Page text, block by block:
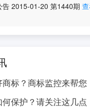
告 2015-01-20 第1440期
标？商标监控来帮您
保护？请关注这几点